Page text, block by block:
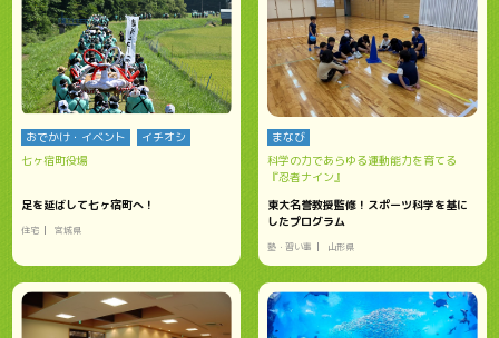
おでかけ・イベント
イチオシ
七ヶ宿町役場
足を延ばして七ヶ宿町へ！
住宅 宮城県
まなび
科学の力であらゆる運動能力を育てる
『忍者ナイン』
東大名誉教授監修！スポーツ科学を基に
したプログラム
塾・習い事 山形県